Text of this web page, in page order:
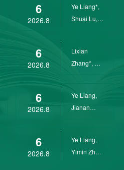
6
2026.8
Ye Liang*,
Shuai Lu,
6
2026.8
Lixian
Zhang*, Ye
6
2026.8
Ye Liang,
Jianan
6
2026.8
Ye Liang,
Yimin Zhu,